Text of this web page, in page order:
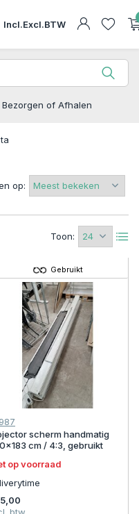
Incl.Excl.BTW
of Afhalen
Toon:
op:
Gebruikt
scherm handmatig
cm / 4:3, gebruikt
op voorraad
btw